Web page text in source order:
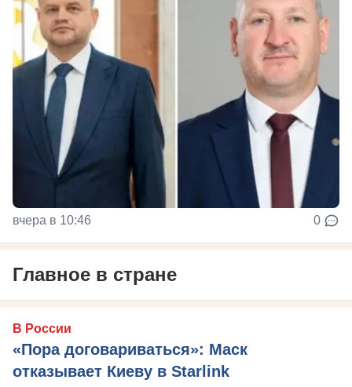
вчера в 10:46 0
Главное в стране
В России
«Пора договариваться»: Маск
отказывает Киеву в Starlink